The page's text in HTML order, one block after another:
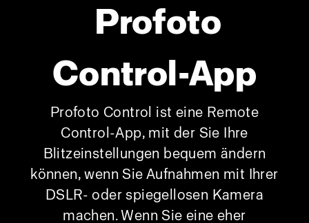
Profoto
Control-App
Profoto Control ist eine Remote
Control-App, mit der Sie Ihre
Blitzeinstellungen bequem ändern
können, wenn Sie Aufnahmen mit Ihrer
DSLR- oder spiegellosen Kamera
machen. Wenn Sie eine eher